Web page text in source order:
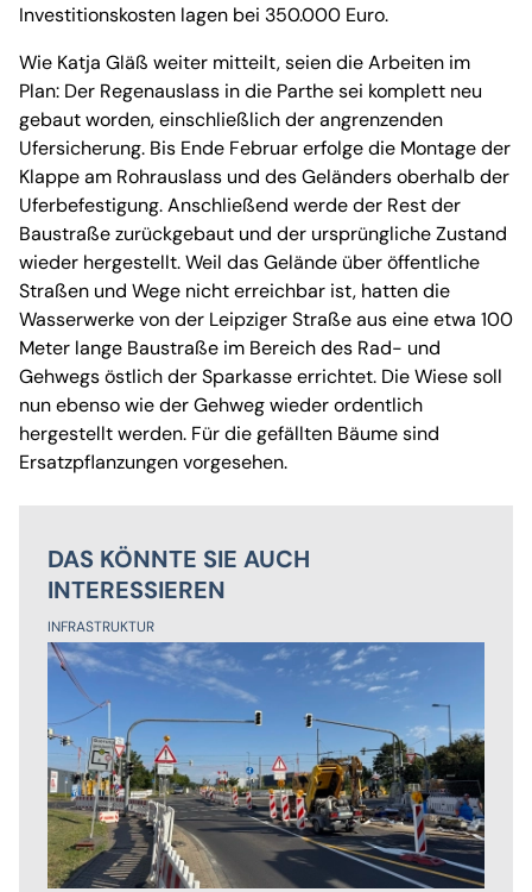
Investitionskosten lagen bei 350.000 Euro.
Wie Katja Gläß weiter mitteilt, seien die Arbeiten im
Plan: Der Regenauslass in die Parthe sei komplett neu
gebaut worden, einschließlich der angrenzenden
Ufersicherung. Bis Ende Februar erfolge die Montage der
Klappe am Rohrauslass und des Geländers oberhalb der
Uferbefestigung. Anschließend werde der Rest der
Baustraße zurückgebaut und der ursprüngliche Zustand
wieder hergestellt. Weil das Gelände über öffentliche
Straßen und Wege nicht erreichbar ist, hatten die
Wasserwerke von der Leipziger Straße aus eine etwa 100
Meter lange Baustraße im Bereich des Rad- und
Gehwegs östlich der Sparkasse errichtet. Die Wiese soll
nun ebenso wie der Gehweg wieder ordentlich
hergestellt werden. Für die gefällten Bäume sind
Ersatzpflanzungen vorgesehen.
DAS KÖNNTE SIE AUCH
INTERESSIEREN
INFRASTRUKTUR